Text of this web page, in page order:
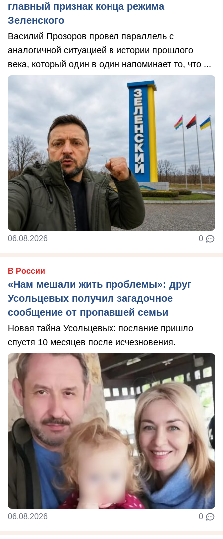
главный признак конца режима
Зеленского
Василий Прозоров провел параллель с
аналогичной ситуацией в истории прошлого
века, который один в один напоминает то, что ...
06.08.2026 0
В России
«Нам мешали жить проблемы»: друг
Усольцевых получил загадочное
сообщение от пропавшей семьи
Новая тайна Усольцевых: послание пришло
спустя 10 месяцев после исчезновения.
06.08.2026 0